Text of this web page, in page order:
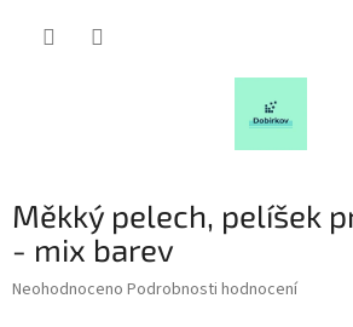
Měkký pelech, pelíšek
- mix barev
Průměrné
Neohodnoceno Podrobnosti hodnocení